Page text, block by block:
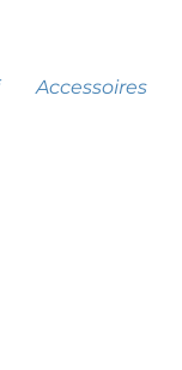
Accessoires